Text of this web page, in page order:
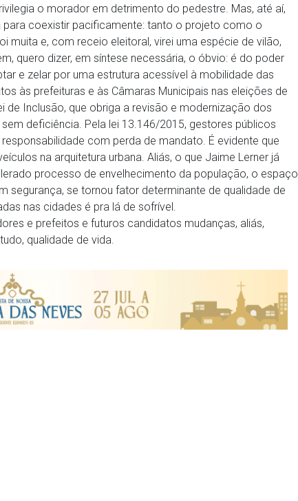
o morador em detrimento do pedestre. Mas, até aí,
para coexistir pacificamente: tanto o projeto como o
muita e, com receio eleitoral, virei uma espécie de vilão,
quero dizer, em síntese necessária, o óbvio: é do poder
e zelar por uma estrutura acessível à mobilidade das
às prefeituras e às Câmaras Municipais nas eleições de
de Inclusão, que obriga a revisão e modernização dos
deficiência. Pela lei 13.146/2015, gestores públicos
com perda de mandato. É evidente que
na arquitetura urbana. Aliás, o que Jaime Lerner já
processo de envelhecimento da população, o espaço
segurança, se tornou fator determinante de qualidade de
nas cidades é pra lá de sofrível.
e prefeitos e futuros candidatos mudanças, aliás,
qualidade de vida.